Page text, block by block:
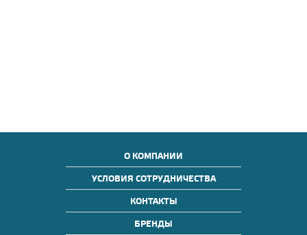
О КОМПАНИИ
УСЛОВИЯ СОТРУДНИЧЕСТВА
КОНТАКТЫ
БРЕНДЫ